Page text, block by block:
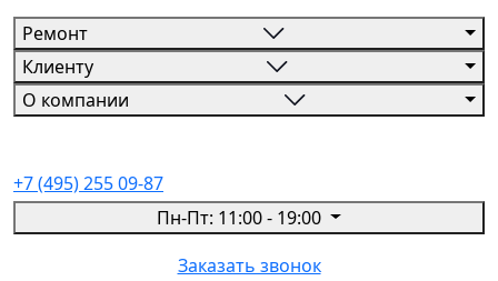
Ремонт
Клиенту
О компании
+7 (495) 255 09-87
Пн-Пт: 11:00 - 19:00
Заказать звонок